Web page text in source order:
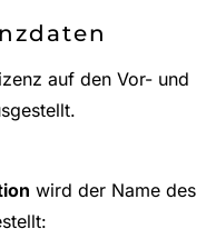
auf den Vor- und
wird der Name des